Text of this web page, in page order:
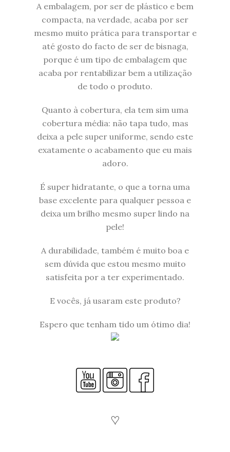
A embalagem, por ser de plástico e bem
compacta, na verdade, acaba por ser
mesmo muito prática para transportar e
até gosto do facto de ser de bisnaga,
porque é um tipo de embalagem que
acaba por rentabilizar bem a utilização
de todo o produto.
Quanto à cobertura, ela tem sim uma
cobertura média: não tapa tudo, mas
deixa a pele super uniforme, sendo este
exatamente o acabamento que eu mais
adoro.
É super hidratante, o que a torna uma
base excelente para qualquer pessoa e
deixa um brilho mesmo super lindo na
pele!
A durabilidade, também é muito boa e
sem dúvida que estou mesmo muito
satisfeita por a ter experimentado.
E vocês, já usaram este produto?
Espero que tenham tido um ótimo dia!
♡